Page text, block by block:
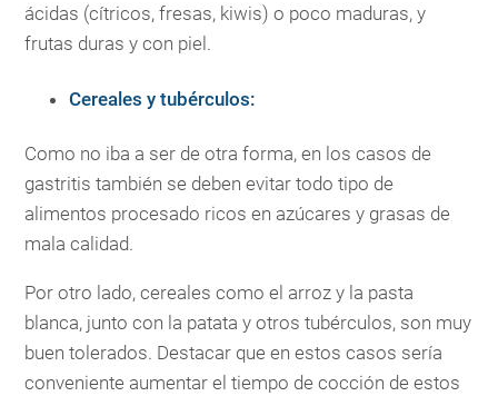
ácidas (cítricos, fresas, kiwis) o poco maduras, y
frutas duras y con piel.
Cereales y tubérculos:
Como no iba a ser de otra forma, en los casos de
gastritis también se deben evitar todo tipo de
alimentos procesado ricos en azúcares y grasas de
mala calidad.
Por otro lado, cereales como el arroz y la pasta
blanca, junto con la patata y otros tubérculos, son muy
buen tolerados. Destacar que en estos casos sería
conveniente aumentar el tiempo de cocción de estos